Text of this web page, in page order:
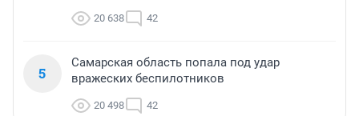
20 638 42
5
Самарская область попала под удар
вражеских беспилотников
20 498 42